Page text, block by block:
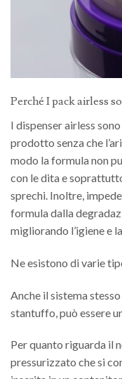
Perché I pack airless
I dispenser airless
prodotto senza che
modo la formula non
con le dita e
sprechi. Inoltre,
formula dalla
migliorando l’igiene e
Ne esistono di varie
Anche il sistema
stantuffo, può essere
Per quanto riguarda il
pressurizzato che si